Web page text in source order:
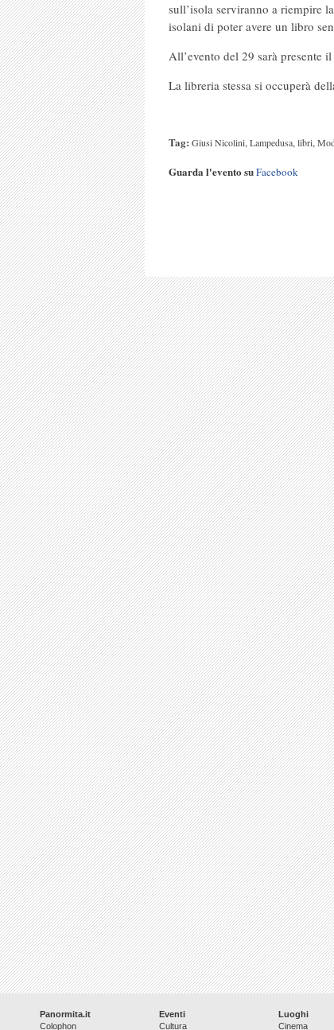
sull’isola serviranno a riempire
isolani di poter avere un libro
All’evento del 29 sarà presente
La libreria stessa si occuperà
Tag: Giusi Nicolini,Lampedusa,libri,
Guarda l'evento suFacebook
Panormita.it
Colophon
Eventi
Cultura
Luoghi
Cinema